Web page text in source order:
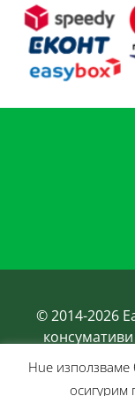
© 2014-2026
Нue използвамe
осигурим